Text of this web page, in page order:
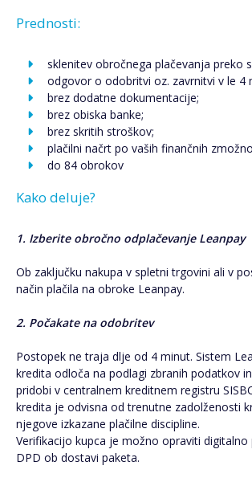
Prednosti:
sklenitev obročnega plačevanja preko
odgovor o odobritvi oz. zavrnitvi v le 4
brez dodatne dokumentacije;
brez obiska banke;
brez skritih stroškov;
plačilni načrt po vaših finančnih
do 84 obrokov
Kako deluje?
1. Izberite obročno odplačevanje Leanpay
Ob zaključku nakupa v spletni trgovini ali v
način plačila na obroke Leanpay.
2. Počakate na odobritev
Postopek ne traja dlje od 4 minut. Sistem
kredita odloča na podlagi zbranih podatkov
pridobi v centralnem kreditnem registru
kredita je odvisna od trenutne zadolženosti
njegove izkazane plačilne discipline.
Verifikacijo kupca je možno opraviti
DPD ob dostavi paketa.